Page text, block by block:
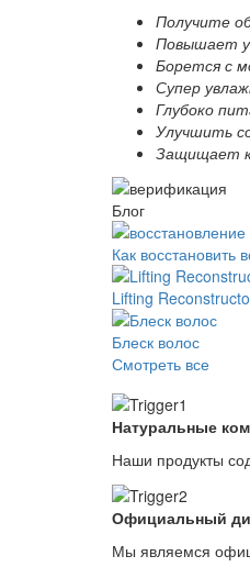
Получите
Повышает
Борется с
Супер
Глубоко
Улучшить
Защищает
Блог
Как восстановить
Lifting
Блеск волос
Смотреть все
Натуральные
Наши продукты
Официальный
Мы являемся